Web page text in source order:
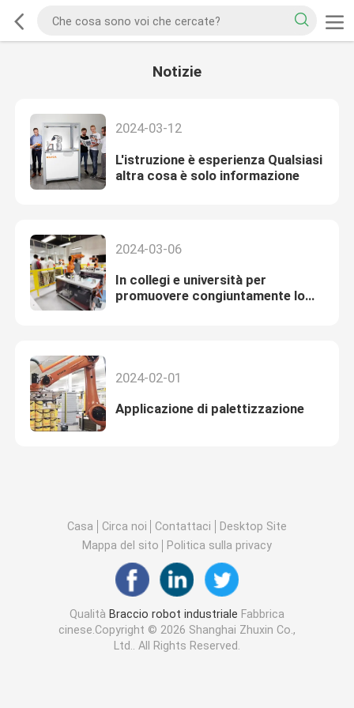
Notizie
2024-03-12
L'istruzione è esperienza Qualsiasi
altra cosa è solo informazione
2024-03-06
In collegi e università per
promuovere congiuntamente lo
2024-02-01
Applicazione di palettizzazione
Casa Circa noi Contattaci
Desktop Site
Mappa del sito
Politica sulla privacy
Qualità Braccio robot industriale Fabbrica
cinese.Copyright © 2026 Shanghai Zhuxin Co.,
Ltd.. All Rights Reserved.